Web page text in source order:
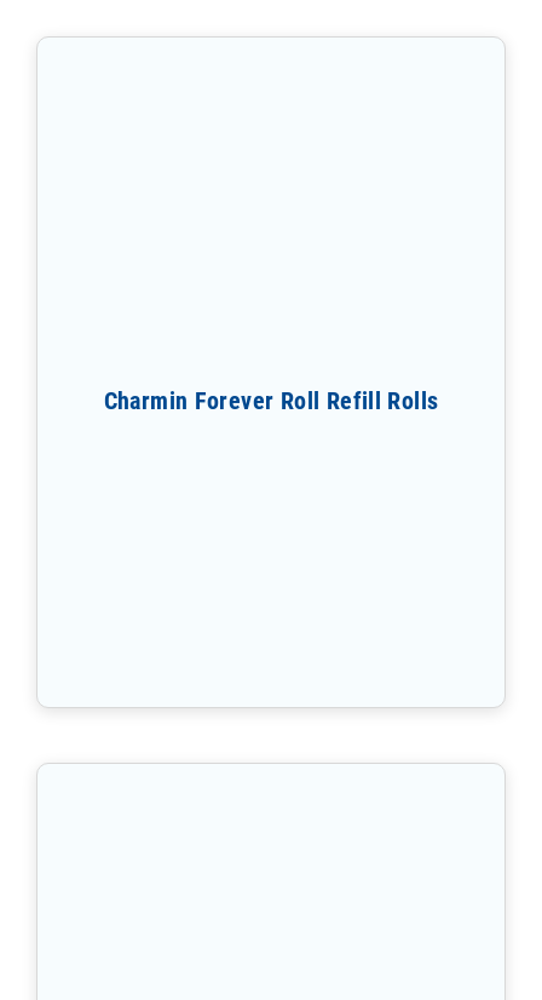
Charmin Forever Roll Refill Rolls